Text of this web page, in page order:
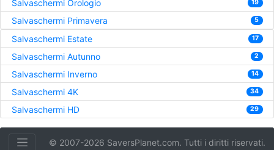
Salvaschermi Orologio 19
Salvaschermi Primavera 5
Salvaschermi Estate 17
Salvaschermi Autunno 2
Salvaschermi Inverno 14
Salvaschermi 4K 34
Salvaschermi HD 29
© 2007-2026 SaversPlanet.com. Tutti i diritti riservati.